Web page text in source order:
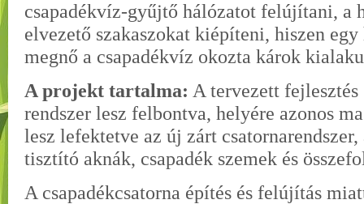
csapadékvíz-gyűjtő hálózatot felújítani, a
elvezető szakaszokat kiépíteni, hiszen
megnő a csapadékvíz okozta károk
A projekt tartalma: A tervezett
rendszer lesz felbontva, helyére azonos
lesz lefektetve az új zárt
tisztító aknák, csapadék szemek és
A csapadékcsatorna építés és felújítás